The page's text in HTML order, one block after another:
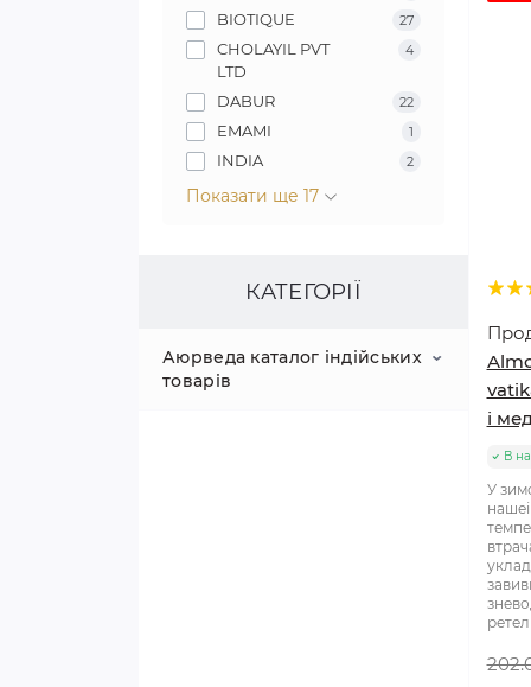
BIOTIQUE 27
CHOLAYIL PVT
LTD
4
DABUR 22
EMAMI 1
INDIA 2
Показати ще 17
КАТЕГОРІЇ
Аюрведа каталог індійських
товарів
і
В
У